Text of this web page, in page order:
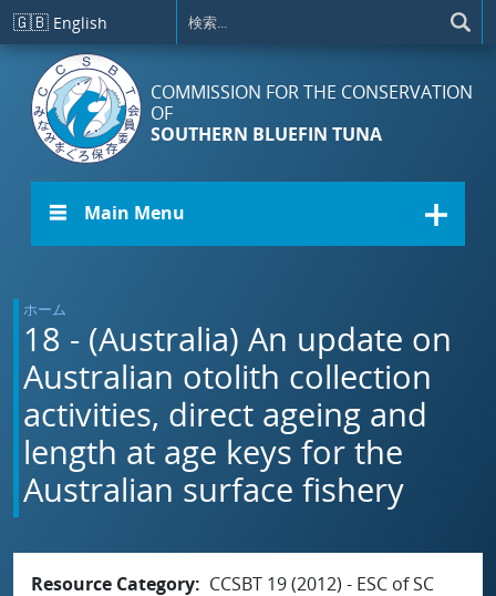
メインコンテンツに移動
🇬🇧 English
COMMISSION FOR THE CONSERVATION
OF
SOUTHERN BLUEFIN TUNA
☰ Main Menu
ホーム
18 - (Australia) An update on
Australian otolith collection
activities, direct ageing and
length at age keys for the
Australian surface fishery
Resource Category
CCSBT 19 (2012) - ESC of SC